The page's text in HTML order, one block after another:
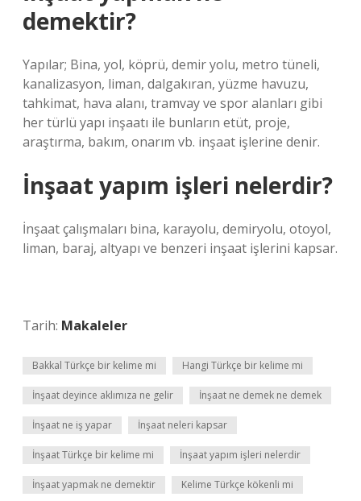
demektir?
Yapılar; Bina, yol, köprü, demir yolu, metro tüneli,
kanalizasyon, liman, dalgakıran, yüzme havuzu,
tahkimat, hava alanı, tramvay ve spor alanları gibi
her türlü yapı inşaatı ile bunların etüt, proje,
araştırma, bakım, onarım vb. inşaat işlerine denir.
İnşaat yapım işleri nelerdir?
İnşaat çalışmaları bina, karayolu, demiryolu, otoyol,
liman, baraj, altyapı ve benzeri inşaat işlerini kapsar.
Tarih: Makaleler
Bakkal Türkçe bir kelime mi Hangi Türkçe bir kelime mi
İnşaat deyince aklımıza ne gelir İnşaat ne demek ne demek
İnşaat ne iş yapar İnşaat neleri kapsar
İnşaat Türkçe bir kelime mi İnşaat yapım işleri nelerdir
İnşaat yapmak ne demektir Kelime Türkçe kökenli mi